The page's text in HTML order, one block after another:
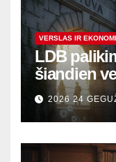
VERSLAS IR
LDB
šiandien
variklis
2026 24